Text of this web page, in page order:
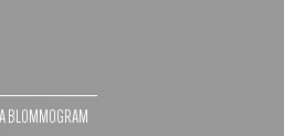
BLOMMOGRAM